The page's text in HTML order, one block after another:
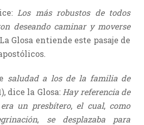
Los más robustos de todos
deseando caminar y moverse
Glosa entiende este pasaje de
saludad a los de la familia de
dice la Glosa: Hay referencia de
un presbítero,el cual,como
, se desplazaba para